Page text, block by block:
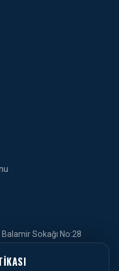
Sokağı No:28